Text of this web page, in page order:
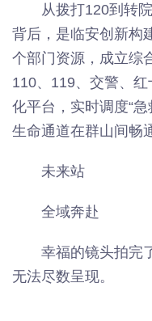
从拨打120到转
背后，是临安创新构
个部门资源，成立综
110、119、交警、红
化平台，实时调度“
生命通道在群山间畅
未来站
全域奔赴
幸福的镜头拍完
无法尽数呈现。